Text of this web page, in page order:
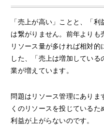
「売上が高い」ことと、「
は繋がりません。前年よりも
リソース量が多ければ相対的
した、「売上は増加してい
業が増えています。
問題はリソース管理にあり
くのリソースを投じている
利益が上がらないのです。